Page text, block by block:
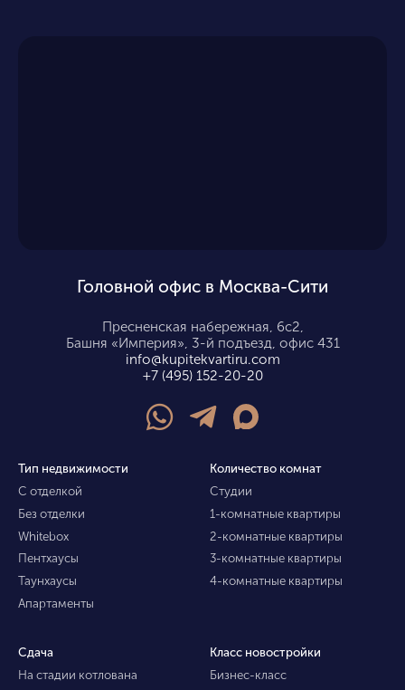
Головной офис в Москва-Сити
Пресненская набережная, 6с2,
Башня «Империя», 3-й подъезд, офис 431
info@kupitekvartiru.com
+7 (495) 152-20-20
Тип недвижимости
С отделкой
Без отделки
Whitebox
Пентхаусы
Таунхаусы
Апартаменты
Количество комнат
Студии
1-комнатные квартиры
2-комнатные квартиры
3-комнатные квартиры
4-комнатные квартиры
Сдача
На стадии котлована
Класс новостройки
Бизнес-класс